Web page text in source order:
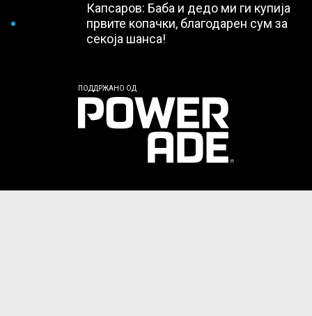
Капсаров: Баба и дедо ми ги купија
првите копачки, благодарен сум за
секоја шанса!
ПОДДРЖАНО ОД